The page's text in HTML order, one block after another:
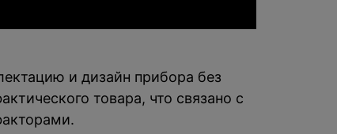
и дизайн прибора без
товара, что связано с